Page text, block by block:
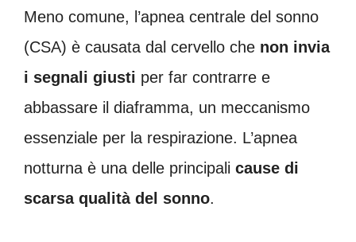
Meno comune, l’apnea centrale del sonno
(CSA) è causata dal cervello che non invia
i segnali giusti per far contrarre e
abbassare il diaframma, un meccanismo
essenziale per la respirazione. L’apnea
notturna è una delle principali cause di
scarsa qualità del sonno.